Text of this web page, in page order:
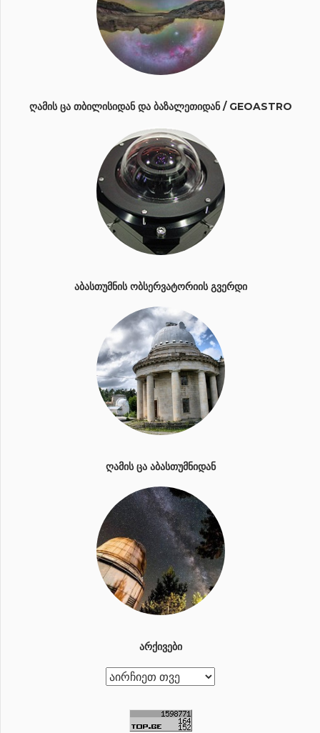
ᲦᲐᲛᲘᲡ ᲪᲐ ᲗᲑᲘᲚᲘᲡᲘᲓᲐᲜ ᲓᲐ ᲑᲐᲖᲐᲚᲔᲗᲘᲓᲐᲜ / GEOASTRO
ᲐᲑᲐᲡᲗᲣᲛᲜᲘᲡ ᲝᲑᲡᲔᲠᲕᲐᲢᲝᲠᲘᲘᲡ ᲒᲕᲔᲠᲓᲘ
ᲦᲐᲛᲘᲡ ᲪᲐ ᲐᲑᲐᲡᲗᲣᲛᲜᲘᲓᲐᲜ
ᲐᲠᲥᲘᲕᲔᲑᲘ
ა